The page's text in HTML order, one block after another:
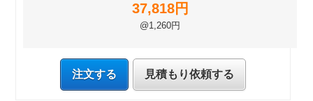
37,818円
@1,260円
注文する 見積もり依頼する